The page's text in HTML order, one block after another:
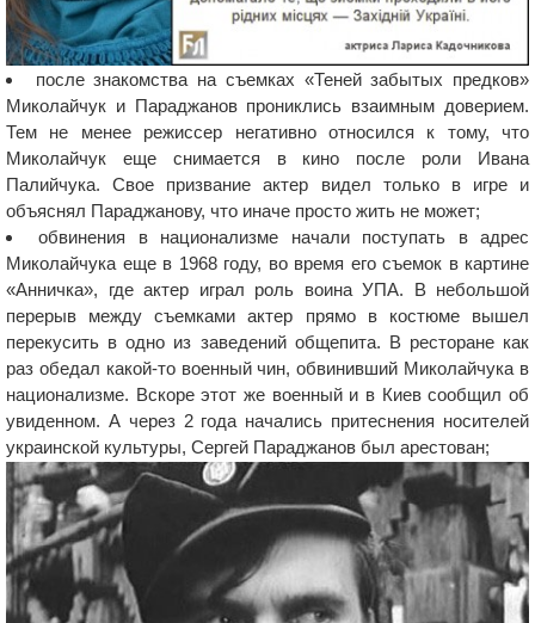
после знакомства на съемках «Теней забытых предков»
Миколайчук и Параджанов прониклись взаимным доверием.
Тем не менее режиссер негативно относился к тому, что
Миколайчук еще снимается в кино после роли Ивана
Палийчука. Свое призвание актер видел только в игре и
объяснял Параджанову, что иначе просто жить не может;
обвинения в национализме начали поступать в адрес
Миколайчука еще в 1968 году, во время его съемок в картине
«Анничка», где актер играл роль воина УПА. В небольшой
перерыв между съемками актер прямо в костюме вышел
перекусить в одно из заведений общепита. В ресторане как
раз обедал какой-то военный чин, обвинивший Миколайчука в
национализме. Вскоре этот же военный и в Киев сообщил об
увиденном. А через 2 года начались притеснения носителей
украинской культуры, Сергей Параджанов был арестован;